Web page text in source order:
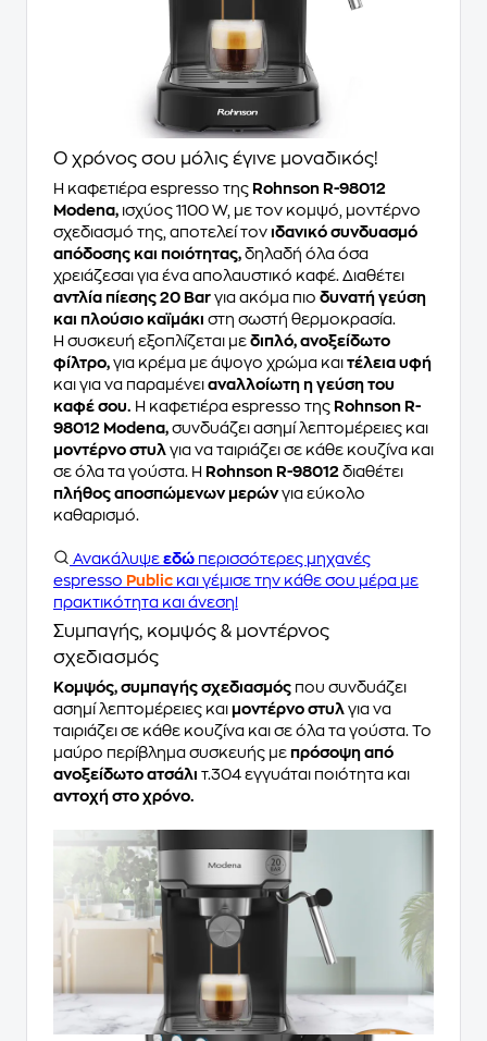
Ο χρόνος σου μόλις έγινε μοναδικός!
Η καφετιέρα espresso της Rohnson R-98012
Modena, ισχύος 1100 W, με τον κομψό, μοντέρνο
σχεδιασμό της, αποτελεί τον ιδανικό συνδυασμό
απόδοσης και ποιότητας, δηλαδή όλα όσα
χρειάζεσαι για ένα απολαυστικό καφέ. Διαθέτει
αντλία πίεσης 20 Bar για ακόμα πιο δυνατή γεύση
και πλούσιο καϊμάκι στη σωστή θερμοκρασία.
Η συσκευή εξοπλίζεται με διπλό, ανοξείδωτο
φίλτρο, για κρέμα με άψογο χρώμα και τέλεια υφή
και για να παραμένει αναλλοίωτη η γεύση του
καφέ σου. Η καφετιέρα espresso της Rohnson R-
98012 Modena, συνδυάζει ασημί λεπτομέρειες και
μοντέρνο στυλ για να ταιριάζει σε κάθε κουζίνα και
σε όλα τα γούστα. Η Rohnson R-98012 διαθέτει
πλήθος αποσπώμενων μερώνγια εύκολο
καθαρισμό.
Ανακάλυψε εδώ περισσότερες μηχανές
espresso Public και γέμισε την κάθε σου μέρα με
πρακτικότητα και άνεση!
Συμπαγής, κομψός & μοντέρνος
σχεδιασμός
Κομψός, συμπαγής σχεδιασμός που συνδυάζει
ασημί λεπτομέρειες και μοντέρνο στυλ για να
ταιριάζει σε κάθε κουζίνα και σε όλα τα γούστα. Το
μαύρο περίβλημα συσκευής με πρόσοψη από
ανοξείδωτο ατσάλι τ.304 εγγυάται ποιότητα και
αντοχή στο χρόνο.